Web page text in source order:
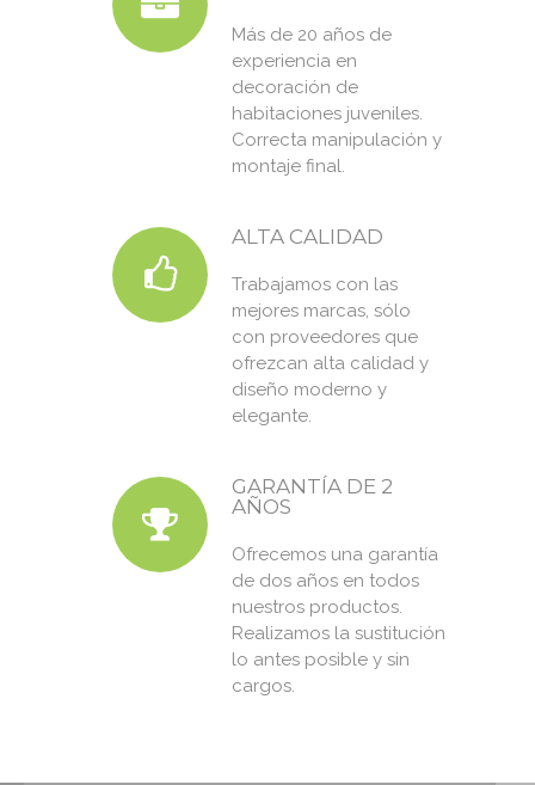
Más de 20 años de
experiencia en
decoración de
habitaciones juveniles.
Correcta manipulación y
montaje final.
ALTA CALIDAD
Trabajamos con las
mejores marcas, sólo
con proveedores que
ofrezcan alta calidad y
diseño moderno y
elegante.
GARANTÍA DE 2
AÑOS
Ofrecemos una garantía
de dos años en todos
nuestros productos.
Realizamos la sustitución
lo antes posible y sin
cargos.